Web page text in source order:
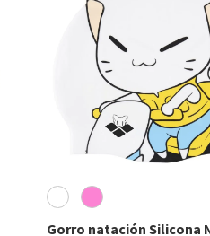
Gorro natación Silicona